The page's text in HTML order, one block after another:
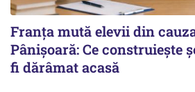
Franța mută elevii din
Pânișoară: Ce construiește
fi dărâmat acasă